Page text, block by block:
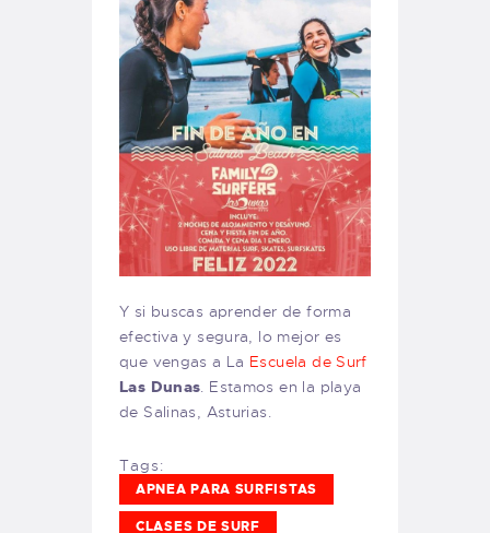
Y si buscas aprender de forma
efectiva y segura, lo mejor es
que vengas a La Escuela de Surf
Las Dunas. Estamos en la playa
de Salinas, Asturias.
Tags:
APNEA PARA SURFISTAS
CLASES DE SURF